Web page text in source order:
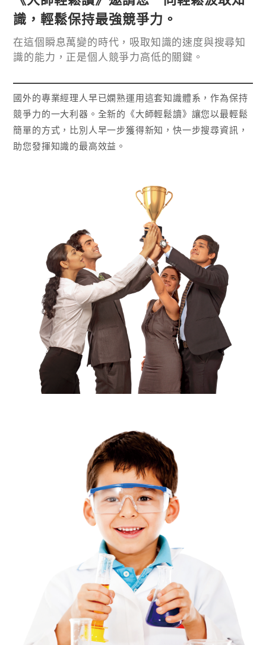
識，輕鬆保持最強競爭力。
在這個瞬息萬變的時代，吸取知識的速度與搜尋知
識的能力，正是個人競爭力高低的關鍵。
國外的專業經理人早已嫻熟運用這套知識體系，作為保持
競爭力的一大利器。全新的《大師輕鬆讀》讓您以最輕鬆
簡單的方式，比別人早一步獲得新知，快一步搜尋資訊，
助您發揮知識的最高效益。